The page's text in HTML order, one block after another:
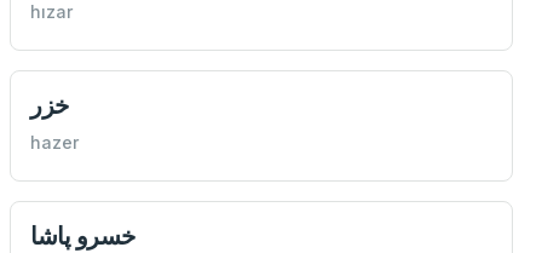
hızar
خزر
hazer
خسرو پاشا